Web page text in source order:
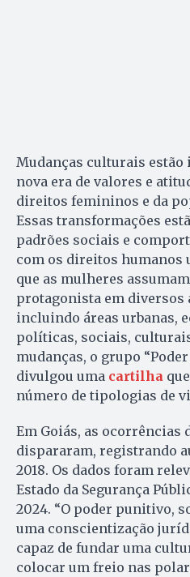
Mudanças culturais
nova era de valores e
direitos femininos e da
Essas transformações
padrões sociais e
com os direitos
que as mulheres
protagonista em diversos
incluindo áreas urbanas,
políticas, sociais,
mudanças, o grupo
divulgou uma cartilha
número de tipologias de
Em Goiás, as ocorrências
dispararam, registrando
2018. Os dados foram
Estado da Segurança
2024. “O poder punitivo,
uma conscientização
capaz de fundar uma
colocar um freio nas